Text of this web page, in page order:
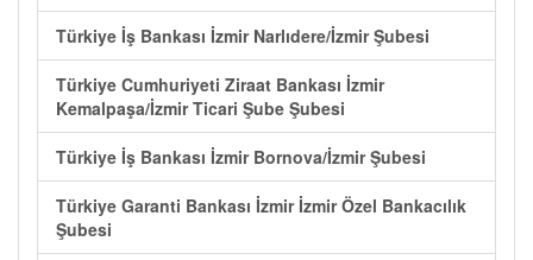
Türkiye İş Bankası İzmir Narlıdere/İzmir Şubesi
Türkiye Cumhuriyeti Ziraat Bankası İzmir
Kemalpaşa/İzmir Ticari Şube Şubesi
Türkiye İş Bankası İzmir Bornova/İzmir Şubesi
Türkiye Garanti Bankası İzmir İzmir Özel Bankacılık
Şubesi